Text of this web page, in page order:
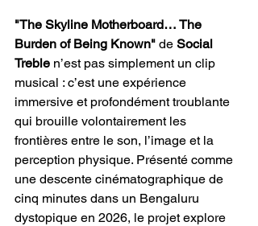
"The Skyline Motherboard… The
Burden of Being Known" de Social
Treble n’est pas simplement un clip
musical : c’est une expérience
immersive et profondément troublante
qui brouille volontairement les
frontières entre le son, l’image et la
perception physique. Présenté comme
une descente cinématographique de
cinq minutes dans un Bengaluru
dystopique en 2026, le projet explore